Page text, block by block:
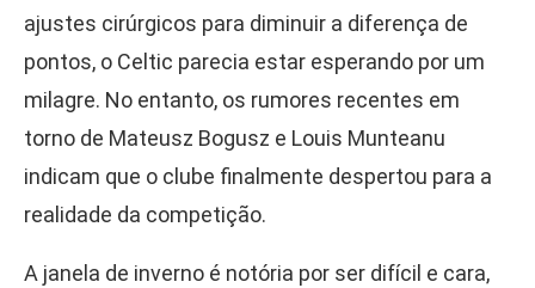
ajustes cirúrgicos para diminuir a diferença de
pontos, o Celtic parecia estar esperando por um
milagre. No entanto, os rumores recentes em
torno de Mateusz Bogusz e Louis Munteanu
indicam que o clube finalmente despertou para a
realidade da competição.
A janela de inverno é notória por ser difícil e cara,